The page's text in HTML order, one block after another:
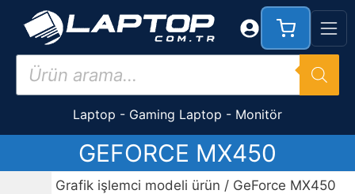
İçeriğe
Products
search
Laptop - Gaming Laptop - Monitör
GEFORCE MX450
Grafik işlemci modeli ürün / GeForce MX450